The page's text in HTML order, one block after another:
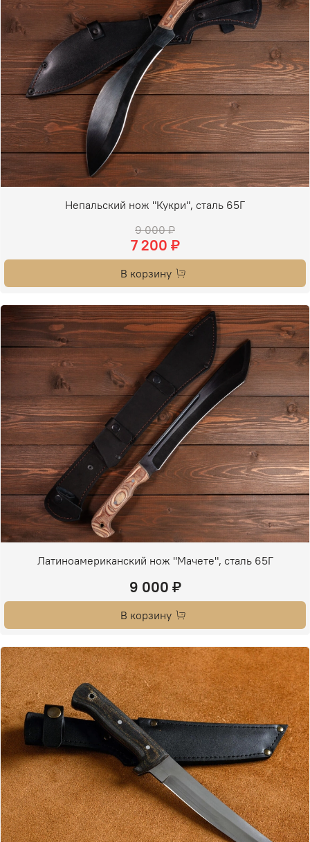
Непальский нож "Кукри", сталь 65Г
9 000 ₽
7 200 ₽
В корзину
Латиноамериканский нож "Мачете", сталь 65Г
9 000 ₽
В корзину